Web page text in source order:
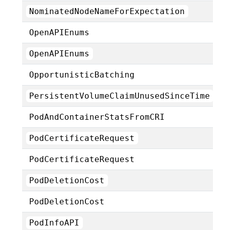
NominatedNodeNameForExpectation
OpenAPIEnums
OpenAPIEnums
OpportunisticBatching
PersistentVolumeClaimUnusedSinceTime
PodAndContainerStatsFromCRI
PodCertificateRequest
PodCertificateRequest
PodDeletionCost
PodDeletionCost
PodInfoAPI